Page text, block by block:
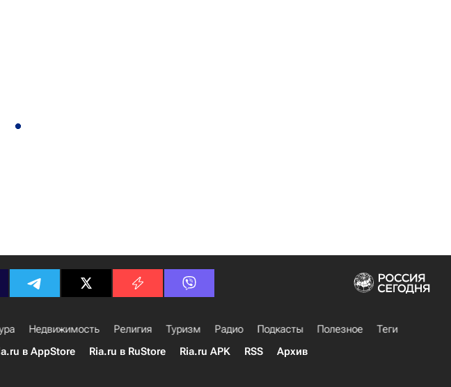
Недвижимость Религия Туризм Радио Подкасты Полезное
Теги
в AppStore Ria.ru в RuStore Ria.ru APK RSS Архив